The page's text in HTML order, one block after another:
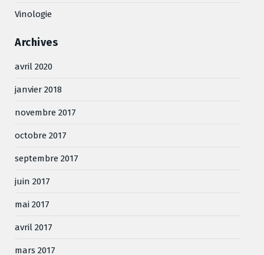
Vinologie
Archives
avril 2020
janvier 2018
novembre 2017
octobre 2017
septembre 2017
juin 2017
mai 2017
avril 2017
mars 2017